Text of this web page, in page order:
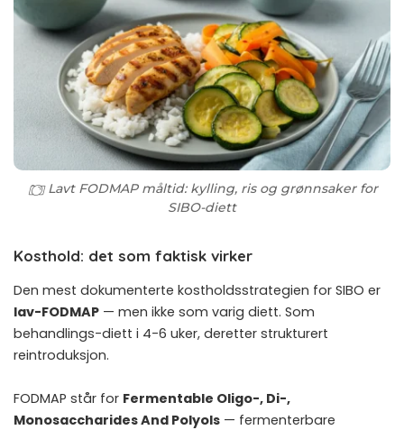
Lavt FODMAP måltid: kylling, ris og grønnsaker for
SIBO-diett
Kosthold: det som faktisk virker
Den mest dokumenterte kostholdsstrategien for SIBO er
lav-FODMAP — men ikke som varig diett. Som
behandlings-diett i 4-6 uker, deretter strukturert
reintroduksjon.
FODMAP står for Fermentable Oligo-, Di-,
Monosaccharides And Polyols — fermenterbare